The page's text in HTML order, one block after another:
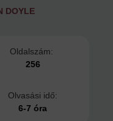
DOYLE
Oldalszám:
256
Olvasási idő:
6-7 óra